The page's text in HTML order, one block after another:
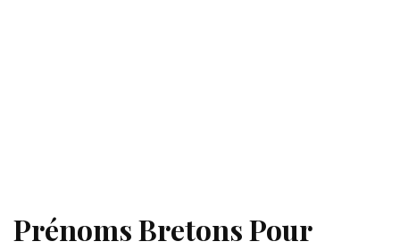
Prénoms Bretons Pour